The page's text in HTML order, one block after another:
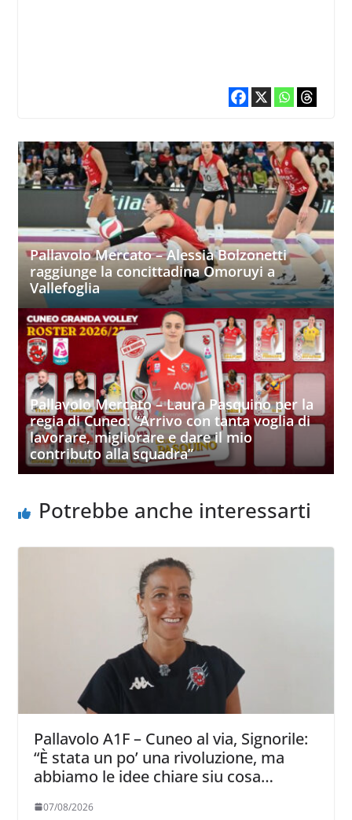
Pallavolo Mercato – Alessia Bolzonetti
raggiunge la concittadina Omoruyi a
Vallefoglia
Pallavolo Mercato – Laura Pasquino per la
regia di Cuneo: “Arrivo con tanta voglia di
lavorare, migliorare e dare il mio
contributo alla squadra”
Potrebbe anche interessarti
Pallavolo A1F – Cuneo al via, Signorile:
“È stata un po’ una rivoluzione, ma
abbiamo le idee chiare siu cosa
07/08/2026